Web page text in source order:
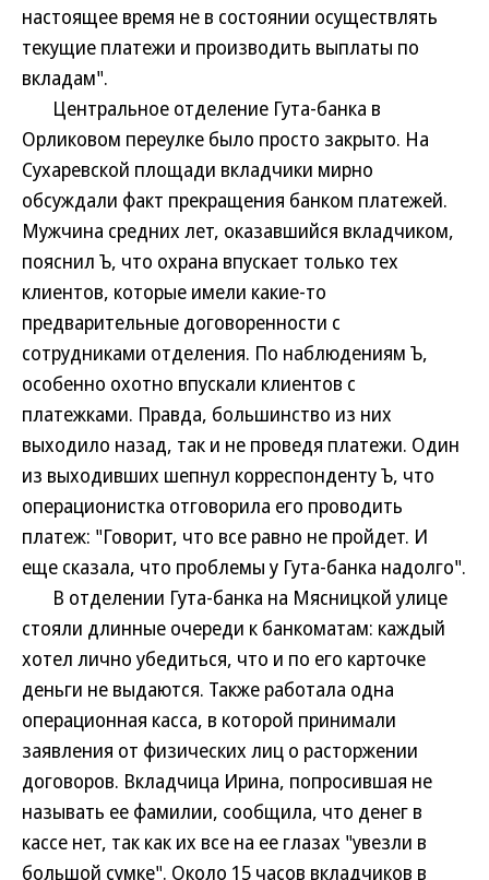
настоящее время не в состоянии осуществлять
текущие платежи и производить выплаты по
вкладам".
Центральное отделение Гута-банка в
Орликовом переулке было просто закрыто. На
Сухаревской площади вкладчики мирно
обсуждали факт прекращения банком платежей.
Мужчина средних лет, оказавшийся вкладчиком,
пояснил Ъ, что охрана впускает только тех
клиентов, которые имели какие-то
предварительные договоренности с
сотрудниками отделения. По наблюдениям Ъ,
особенно охотно впускали клиентов с
платежками. Правда, большинство из них
выходило назад, так и не проведя платежи. Один
из выходивших шепнул корреспонденту Ъ, что
операционистка отговорила его проводить
платеж: "Говорит, что все равно не пройдет. И
еще сказала, что проблемы у Гута-банка надолго".
В отделении Гута-банка на Мясницкой улице
стояли длинные очереди к банкоматам: каждый
хотел лично убедиться, что и по его карточке
деньги не выдаются. Также работала одна
операционная касса, в которой принимали
заявления от физических лиц о расторжении
договоров. Вкладчица Ирина, попросившая не
называть ее фамилии, сообщила, что денег в
кассе нет, так как их все на ее глазах "увезли в
большой сумке". Около 15 часов вкладчиков в